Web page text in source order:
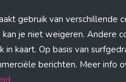
gebruik van verschillende
je niet weigeren. Andere
in kaart. Op basis van
berichten. Meer info